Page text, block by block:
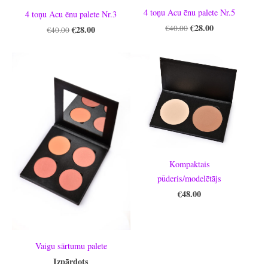
4 toņu Acu ēnu palete Nr.3
€40.00 €28.00
4 toņu Acu ēnu palete Nr.5
€40.00 €28.00
Vaigu sārtumu palete
Izpārdots
Kompaktais
pūderis/modelētājs
€48.00